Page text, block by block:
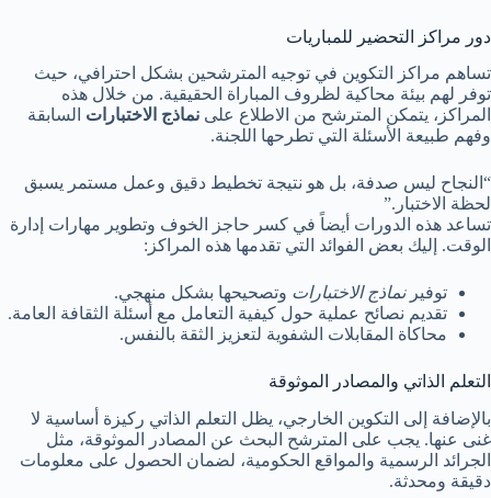
دور مراكز التحضير للمباريات
تساهم مراكز التكوين في توجيه المترشحين بشكل احترافي، حيث
توفر لهم بيئة محاكية لظروف المباراة الحقيقية. من خلال هذه
المراكز، يتمكن المترشح من الاطلاع على نماذج الاختبارات السابقة
وفهم طبيعة الأسئلة التي تطرحها اللجنة.
“النجاح ليس صدفة، بل هو نتيجة تخطيط دقيق وعمل مستمر يسبق
لحظة الاختبار.”
تساعد هذه الدورات أيضاً في كسر حاجز الخوف وتطوير مهارات إدارة
الوقت. إليك بعض الفوائد التي تقدمها هذه المراكز:
توفيرنماذج الاختبارات وتصحيحها بشكل منهجي.
تقديم نصائح عملية حول كيفية التعامل مع أسئلة الثقافة العامة.
محاكاة المقابلات الشفوية لتعزيز الثقة بالنفس.
التعلم الذاتي والمصادر الموثوقة
بالإضافة إلى التكوين الخارجي، يظل التعلم الذاتي ركيزة أساسية لا
غنى عنها. يجب على المترشح البحث عن المصادر الموثوقة، مثل
الجرائد الرسمية والمواقع الحكومية، لضمان الحصول على معلومات
دقيقة ومحدثة.